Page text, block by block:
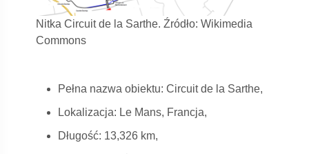
Nitka Circuit de la Sarthe. Źródło: Wikimedia
Commons
Pełna nazwa obiektu: Circuit de la Sarthe,
Lokalizacja: Le Mans, Francja,
Długość: 13,326 km,